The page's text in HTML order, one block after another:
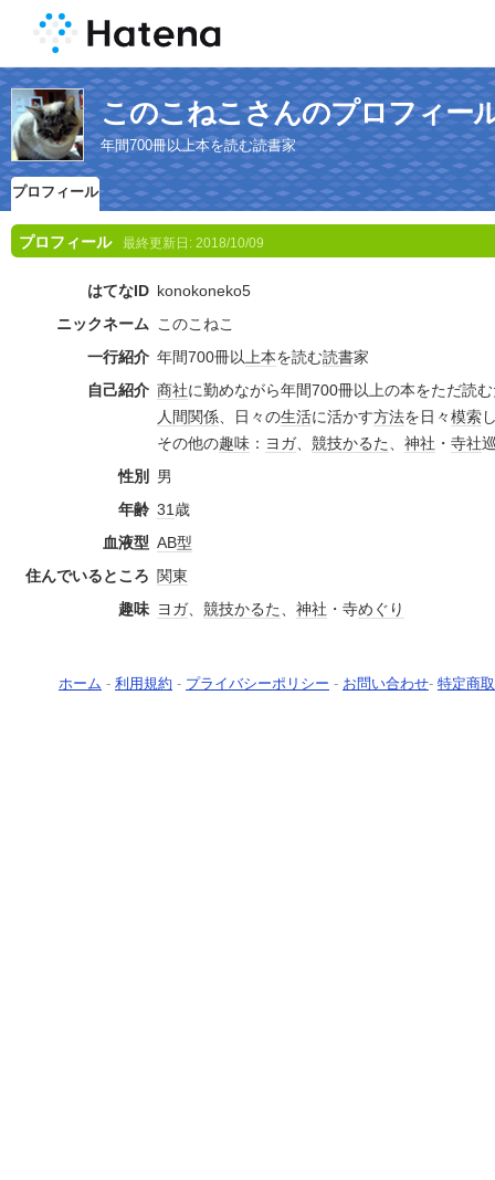
このこねこさんのプロフィー
年間700冊以上本を読む読書家
プロフィール
プロフィール 最終更新日: 2018/10/09
はてなID konokoneko5
ニックネーム このこねこ
一行紹介 年間700冊以上本を読む読書家
自己紹介 商社に勤めながら年間700冊以上の本をただ読
人間関係、日々の生活に活かす方法を日々模索
その他の趣味 ： ヨガ、 競技かるた、 神社 ・ 寺社
性別
男
年齢 31歳
血液型 AB型
住んでいるところ 関東
趣味 ヨガ、 競技かるた、 神社 ・寺めぐり
ホーム - 利用規約 - プライバシーポリシー - お問い合わせ- 特定商